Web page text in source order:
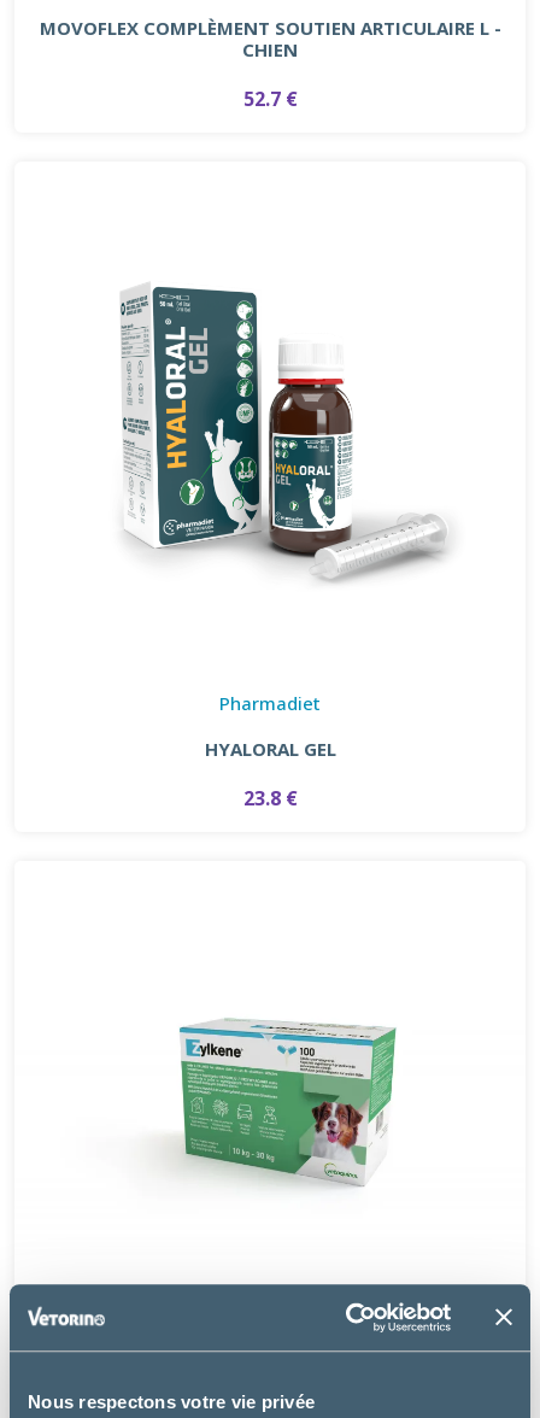
Nous respectons votre vie privée
MOVOFLEX COMPLÈMENT SOUTIEN ARTICULAIRE L -
CHIEN
52.7 €
Pharmadiet
HYALORAL GEL
23.8 €
Vétoquinol